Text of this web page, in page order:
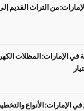
من التراث القديم
في الإمارات: المظلات
الإمارات: الأنواع